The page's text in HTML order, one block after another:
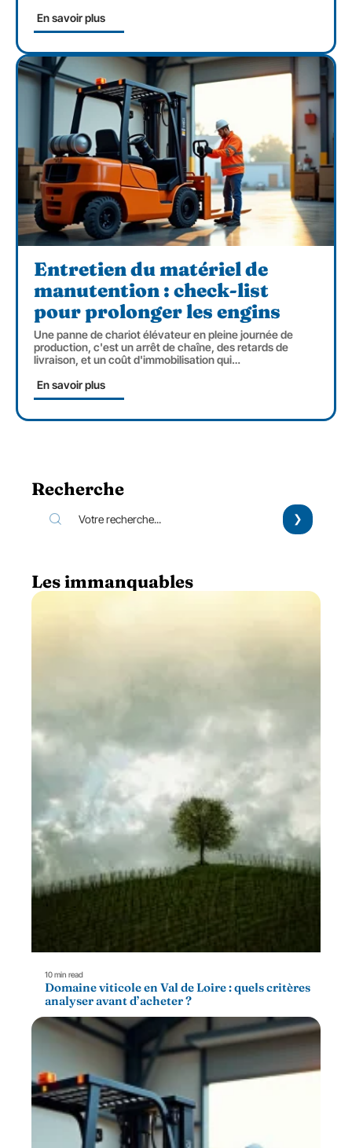
En savoir plus
Entretien du matériel de
manutention : check-list
pour prolonger les engins
Une panne de chariot élévateur en pleine journée de
production, c'est un arrêt de chaîne, des retards de
livraison, et un coût d'immobilisation qui…
En savoir plus
Recherche
Les immanquables
10 min read
Domaine viticole en Val de Loire : quels critères
analyser avant d’acheter ?